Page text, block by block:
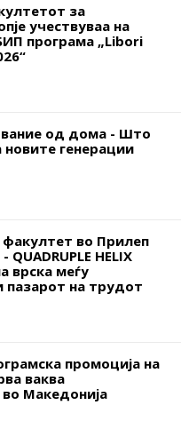
за
учествуваа на
програма „Libori
од дома - Што
генерации
во Прилеп
HELIX
врска меѓу
пазарот на трудот
промоција на
ваква
Македонија